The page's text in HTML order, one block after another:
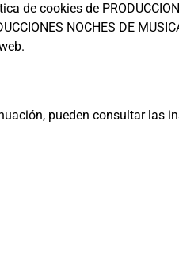
de cookies de
NOCHES DE
pueden consultar las